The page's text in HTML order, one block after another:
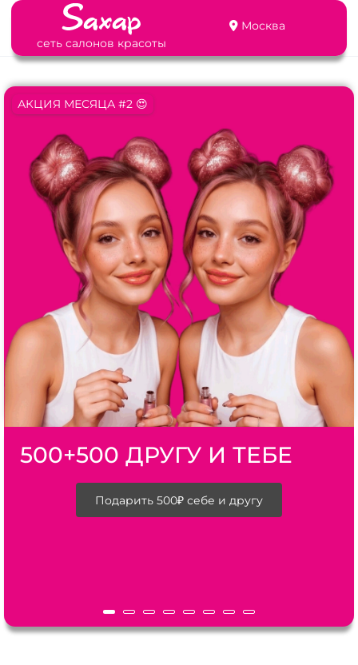
сеть салонов красоты
Москва
АКЦИЯ МЕСЯЦА #2 😍
500+500 ДРУГУ И ТЕБЕ
Подарить 500₽ себе и другу